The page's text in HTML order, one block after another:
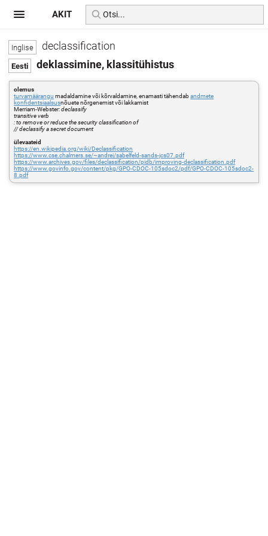
declassification
deklassimine, klassitühistus
olemus
turvamäärangu madaldamine või kõrvaldamine, enamasti tähendabandmete
konfidentsiaalsusnõuete nõrgenemist või lakkamist
Merriam-Webster:declassify
transitive verb
: to remove or reduce the security classification of
// declassify a secret document
ülevaateid
https://en.wikipedia.org/wiki/Declassification
https://www.cse.chalmers.se/~andrei/sabelfeld-sands-jcs07.pdf
https://www.archives.gov/files/declassification/pidb/improving-declassification.pdf
https://www.govinfo.gov/content/pkg/GPO-CDOC-105sdoc2/pdf/GPO-CDOC-105sdoc2-
8.pdf
AKIT